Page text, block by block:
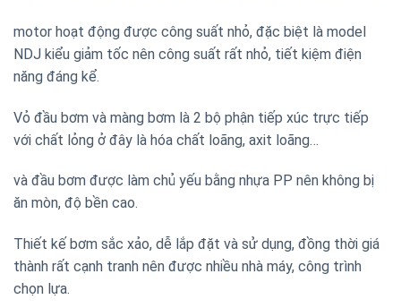
motor hoạt động được công suất nhỏ, đặc biệt là model
NDJ kiểu giảm tốc nên công suất rất nhỏ, tiết kiệm điện
năng đáng kể.
Vỏ đầu bơm và màng bơm là 2 bộ phận tiếp xúc trực tiếp
với chất lỏng ở đây là hóa chất loãng, axit loãng…
và đầu bơm được làm chủ yếu bằng nhựa PP nên không bị
ăn mòn, độ bền cao.
Thiết kế bơm sắc xảo, dễ lắp đặt và sử dụng, đồng thời giá
thành rất cạnh tranh nên được nhiều nhà máy, công trình
chọn lựa.